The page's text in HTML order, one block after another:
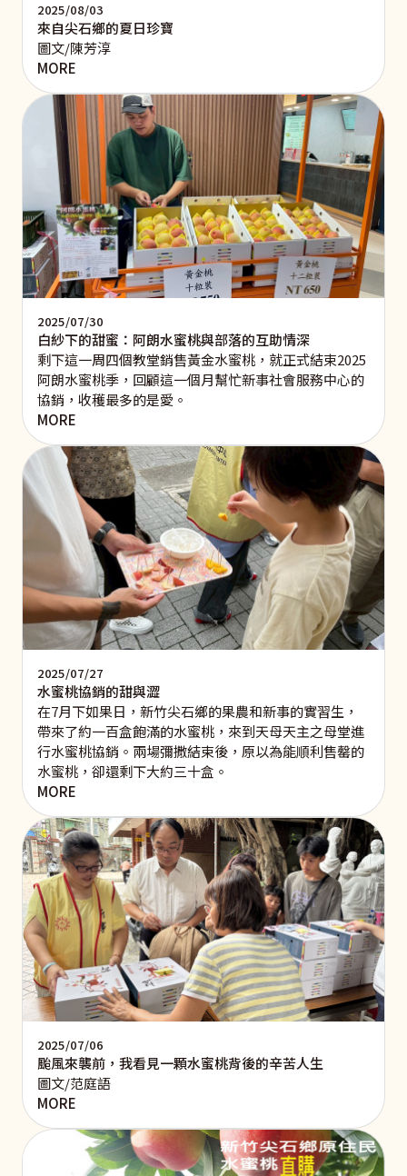
2025/08/03
來自尖石鄉的夏日珍寶
圖文/陳芳淳
MORE
2025/07/30
白紗下的甜蜜：阿朗水蜜桃與部落的互助情深
剩下這一周四個教堂銷售黃金水蜜桃，就正式結束2025
阿朗水蜜桃季，回顧這一個月幫忙新事社會服務中心的
協銷，收穫最多的是愛。
MORE
2025/07/27
水蜜桃協銷的甜與澀
在7月下如果日，新竹尖石鄉的果農和新事的實習生，
帶來了約一百盒飽滿的水蜜桃，來到天母天主之母堂進
行水蜜桃協銷。兩場彌撒結束後，原以為能順利售罄的
水蜜桃，卻還剩下大約三十盒。
MORE
2025/07/06
颱風來襲前，我看見一顆水蜜桃背後的辛苦人生
圖文/范庭語
MORE